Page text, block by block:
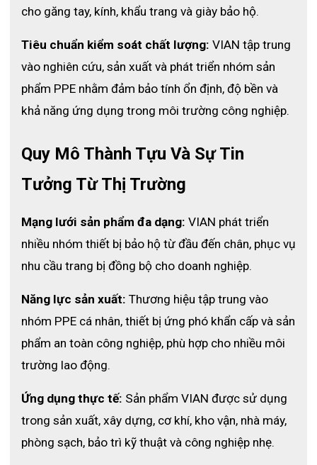
Thông tin khẩu trang chống bụi mịn VIAN 9502V+
2.
Ưu điểm vượt trội của khẩu trang VIAN
- Bảo vệ đường hô hấp tối đa: khả năng lọc vượt trội giúp
người dùng an toàn tuyệt đối trước bụi mịn, khí độc, và vi
khuẩn trong không khí ô nhiễm.
thoáng khí, sản phẩm giảm bí hơi, phù hợp khi làm việc lâu
hoặc trong điều kiện nhiệt độ cao.
- Thoải mái khi đeo lâu dài: thiết kế nhẹ, êm, ôm sát mặt,
cho găng tay, kính, khẩu trang và giày bảo hộ.
Tiêu chuẩn kiểm soát chất lượng: VIAN tập trung
vào nghiên cứu, sản xuất và phát triển nhóm sản
phẩm PPE nhằm đảm bảo tính ổn định, độ bền và
khả năng ứng dụng trong môi trường công nghiệp.
Quy Mô Thành Tựu Và Sự Tin
Tưởng Từ Thị Trường
Mạng lưới sản phẩm đa dạng: VIAN phát triển
nhiều nhóm thiết bị bảo hộ từ đầu đến chân, phục vụ
nhu cầu trang bị đồng bộ cho doanh nghiệp.
Năng lực sản xuất: Thương hiệu tập trung vào
nhóm PPE cá nhân, thiết bị ứng phó khẩn cấp và sản
phẩm an toàn công nghiệp, phù hợp cho nhiều môi
trường lao động.
Ứng dụng thực tế: Sản phẩm VIAN được sử dụng
trong sản xuất, xây dựng, cơ khí, kho vận, nhà máy,
phòng sạch, bảo trì kỹ thuật và công nghiệp nhẹ.